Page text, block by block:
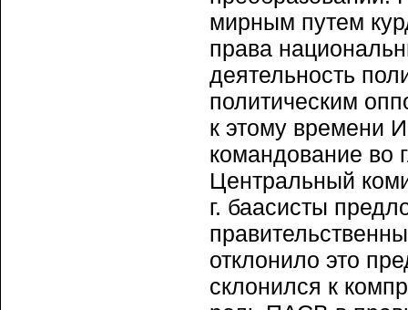
мирным путем
права
деятельность
политическим
к этому времени
ко­мандование во
Централь­ный
г. баасисты
отклонило это
склонился к